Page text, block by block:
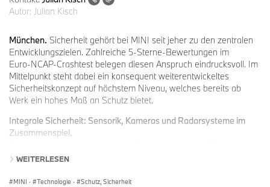
Autor: Julian Kisch
München. Sicherheit gehört bei MINI seit jeher zu den zentralen
Entwicklungszielen. Zahlreiche 5‑Sterne‑Bewertungen im
Euro‑NCAP‑Crashtest belegen diesen Anspruch eindrucksvoll. Im
Mittelpunkt steht dabei ein konsequent weiterentwickeltes
Sicherheitskonzept auf höchstem Niveau, welches bereits ab
Werk ein hohes Maß an Schutz bietet.
Integrale Sicherheit: Sensorik, Kameras und Radarsysteme im
Zusammenspiel.
und 5 Radarsystemen bildet die technologische Grundlage für
Alle MINI Modelle verfügen in der Basis über ein umfassendes
WEITERLESEN
MINI · Technologie · Schutz, Sicherheit